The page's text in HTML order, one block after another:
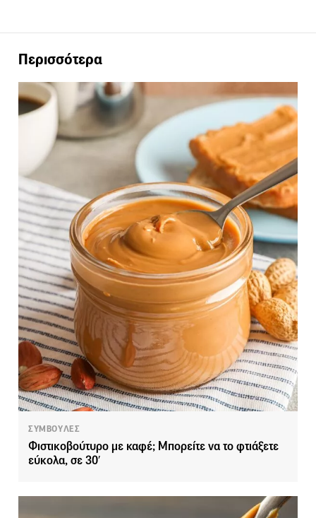
Περισσότερα
ΣΥΜΒΟΥΛΕΣ
Φιστικοβούτυρο με καφέ; Μπορείτε να το φτιάξετε
εύκολα, σε 30′